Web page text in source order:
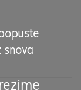
snova